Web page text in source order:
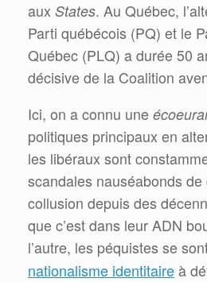
aux States. Au Québec,
Parti québécois (PQ) et le
Québec (PLQ) a durée 50
décisive de la Coalition
Ici, on a connu une
politiques principaux en
les libéraux sont
scandales nauséabonds
collusion depuis des
que c’est dans leur ADN
l’autre, les péquistes se
nationalisme identitaire à